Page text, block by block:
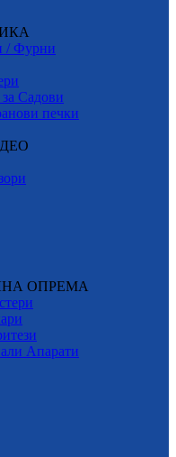
/ Фурни
Садови
печки
ОПРЕМА
Апарати